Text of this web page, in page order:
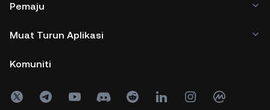
Pemaju
Muat Turun Aplikasi
Komuniti